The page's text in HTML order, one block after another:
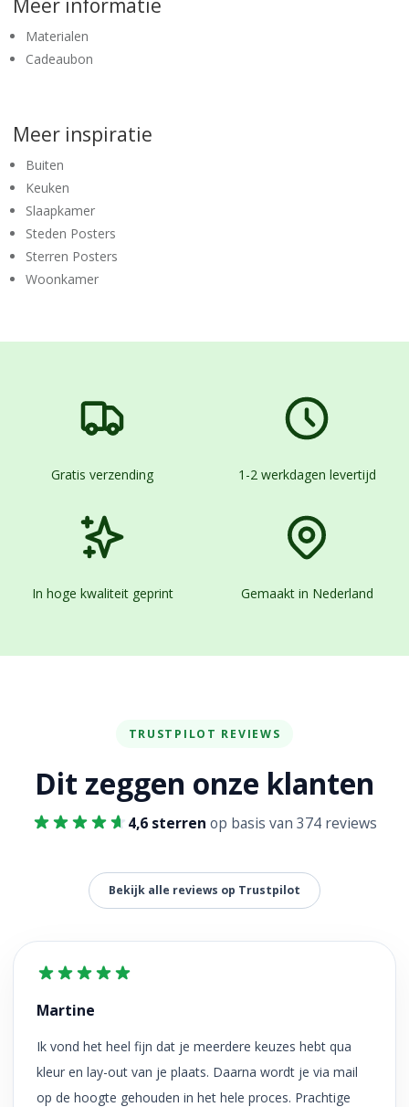
Materialen
Cadeaubon
Meer inspiratie
Buiten
Keuken
Slaapkamer
Steden Posters
Sterren Posters
Woonkamer
Gratis verzending 1-2 werkdagen levertijd
In hoge kwaliteit geprint Gemaakt in Nederland
TRUSTPILOT REVIEWS
Dit zeggen onze klanten
4,6 sterren op basis van 374 reviews
Bekijk alle reviews op Trustpilot
Martine
Ik vond het heel fijn dat je meerdere keuzes hebt qua
kleur en lay-out van je plaats. Daarna wordt je via mail
op de hoogte gehouden in het hele proces. Prachtige